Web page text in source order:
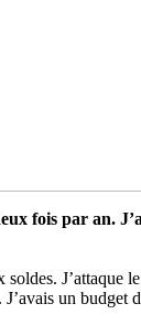
fois par an.
un budget